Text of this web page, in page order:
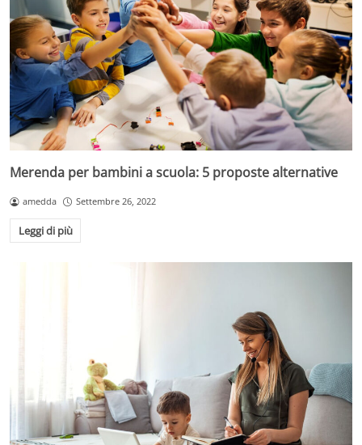
Merenda per bambini a scuola: 5 proposte alternative
amedda Settembre 26, 2022
Leggi di più